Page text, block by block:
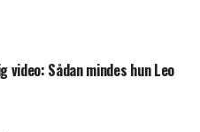
Sådan mindes hun Leo